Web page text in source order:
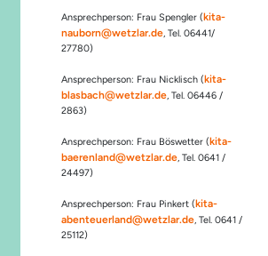
Ansprechperson: Frau Spengler (kita-
nauborn@wetzlar.de, Tel. 06441/
27780)
Ansprechperson: Frau Nicklisch (kita-
blasbach@wetzlar.de, Tel. 06446 /
2863)
Ansprechperson: Frau Böswetter (kita-
baerenland@wetzlar.de, Tel. 0641 /
24497)
Ansprechperson: Frau Pinkert (kita-
abenteuerland@wetzlar.de, Tel. 0641 /
25112)